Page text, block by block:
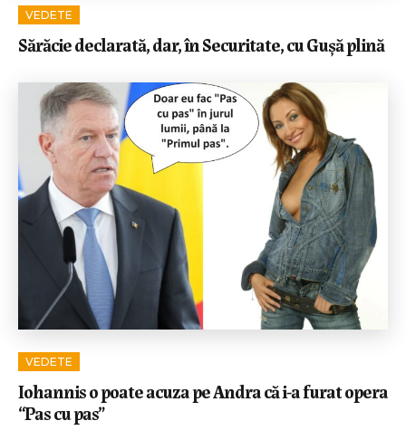
VEDETE
Sărăcie declarată, dar, în Securitate, cu Gușă plină
VEDETE
Iohannis o poate acuza pe Andra că i-a furat opera
“Pas cu pas”